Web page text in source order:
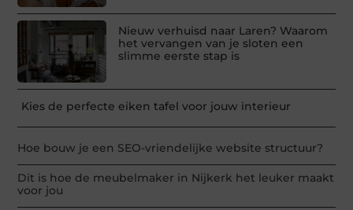
Nieuw verhuisd naar Laren? Waarom
het vervangen van je sloten een
slimme eerste stap is
Kies de perfecte eiken tafel voor jouw interieur
Hoe bouw je een SEO-vriendelijke website structuur?
Dit is hoe de meubelmaker in Nijkerk het leuker maakt
voor jou